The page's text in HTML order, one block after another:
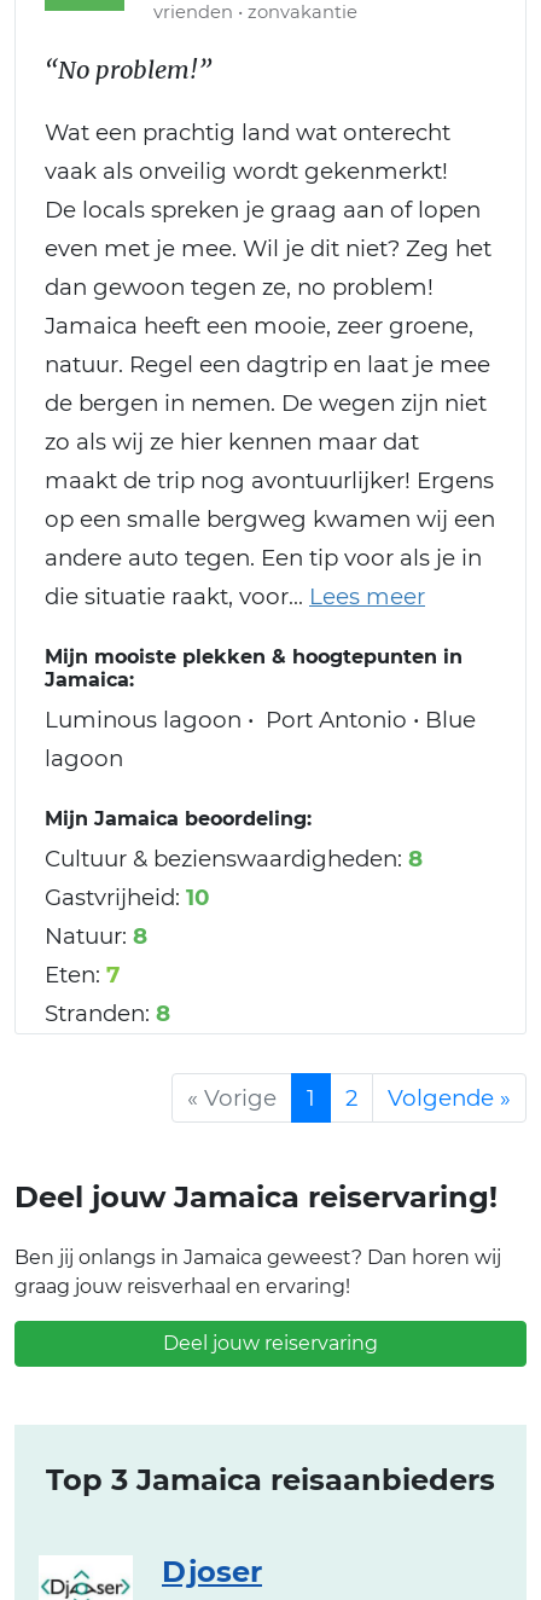
vrienden • zonvakantie
“No problem!”
Wat een prachtig land wat onterecht
vaak als onveilig wordt gekenmerkt!
De locals spreken je graag aan of lopen
even met je mee. Wil je dit niet? Zeg het
dan gewoon tegen ze, no problem!
Jamaica heeft een mooie, zeer groene,
natuur. Regel een dagtrip en laat je mee
de bergen in nemen. De wegen zijn niet
zo als wij ze hier kennen maar dat
maakt de trip nog avontuurlijker! Ergens
op een smalle bergweg kwamen wij een
andere auto tegen. Een tip voor als je in
die situatie raakt, voor
Mijn mooiste plekken & hoogtepunten in
Jamaica:
Luminous lagoon • Port Antonio • Blue
lagoon
Mijn Jamaica beoordeling:
Cultuur & bezienswaardigheden: 8
Gastvrijheid: 10
Natuur: 8
Eten: 7
Stranden: 8
« Vorige 1 2 Volgende »
Deel jouw Jamaica reiservaring!
Ben jij onlangs in Jamaica geweest? Dan horen wij
graag jouw reisverhaal en ervaring!
Deel jouw reiservaring
Top 3 Jamaica reisaanbieders
Djoser